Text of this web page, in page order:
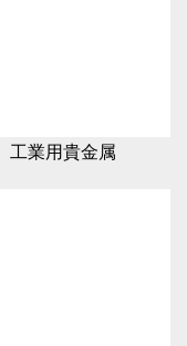
工業用貴金属